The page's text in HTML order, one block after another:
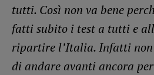
tutti. Così non va bene
fatti subito i test a tutti e
ripartire l’Italia. Infatti non
di andare avanti ancora